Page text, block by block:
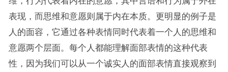
表现，而思维和意愿则属于内在本质。更明显的例子是
人的面容，它通过各种表情同时代表着一个人的思维和
意愿两个层面。每个人都能理解面部表情的这种代表
性，因为我们可以从一个诚实人的面部表情直接观察到